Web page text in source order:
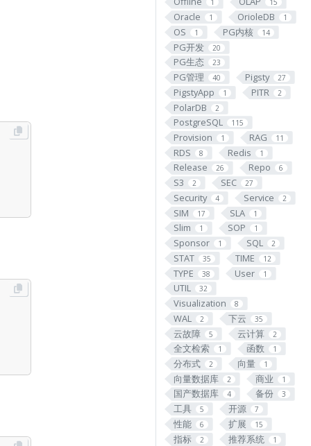
1 15
Oracle 1 OrioleDB 1
OS 1 PG内核 14
PG开发 20
PG生态 23
PG管理 40 Pigsty 27
PigstyApp 1 PITR 2
PolarDB 2
PostgreSQL 115
Provision 1 RAG 11
RDS 8 Redis 1
Release 26 Repo 6
S3 2 SEC 27
Security 4 Service 2
SIM 17 SLA 1
Slim 1 SOP 1
Sponsor 1 SQL 2
STAT 35 TIME 12
TYPE 38 User 1
UTIL 32
Visualization 8
WAL 2 下云 35
云故障 5 云计算 2
全文检索 1 函数 1
分布式 2 向量 1
向量数据库 2 商业 1
国产数据库 4 备份 3
工具 5 开源 7
性能 6 扩展 15
指标 2 推荐系统 1